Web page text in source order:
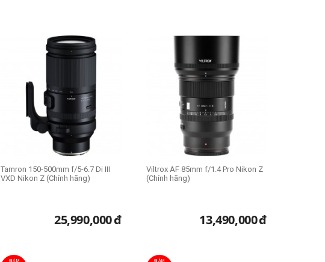
Tamron 150-500mm f/5-6.7 Di III
VXD Nikon Z (Chính hãng)
25,990,000đ
Viltrox AF 85mm f/1.4 Pro Nikon Z
(Chính hãng)
13,490,000đ
GIẢM GIẢM